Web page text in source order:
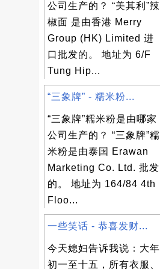
公司生产的？ “美其利”辣
椒面 是由香港 Merry
Group (HK) Limited 进
口批发的。 地址为 6/F
Tung Hip...
“三象牌” - 糯米粉...
“三象牌”糯米粉是由哪家
公司生产的？ “三象牌”糯
米粉是由泰国 Erawan
Marketing Co. Ltd. 批发
的。 地址为 164/84 4th
Floo...
一些笑话 - 恭喜发财...
今天媳妇告诉我说：大年
初一至十五，所有衣服、